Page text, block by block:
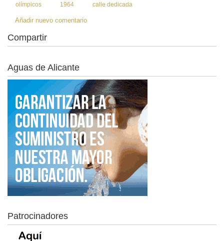
olímpicos
1964 calle dedicada
Añadir nuevo comentario
Compartir
Aguas de Alicante
Patrocinadores